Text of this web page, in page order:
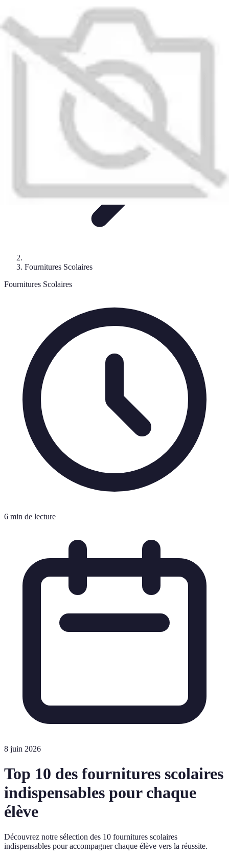
Fournitures Scolaires
Organisation
Écologiques
ÉducationBureau
Top Fournitures
Fournitures Scolaires
Fournitures Scolaires
6 min de lecture
8 juin 2026
Top 10 des fournitures scolaires
indispensables pour chaque
élève
Découvrez notre sélection des 10 fournitures scolaires
indispensables pour accompagner chaque élève vers la réussite.